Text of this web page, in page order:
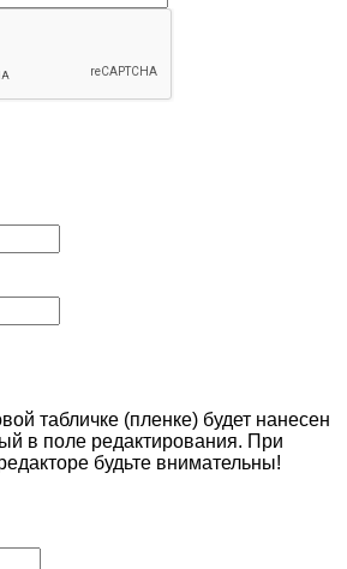
табличке (пленке) будет нанесен
в поле редактирования. При
будьте внимательны!